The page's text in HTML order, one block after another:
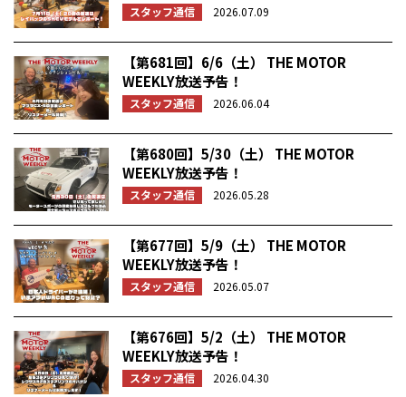
スタッフ通信 2026.07.09
【第681回】6/6（土） THE MOTOR
WEEKLY放送予告！
スタッフ通信 2026.06.04
【第680回】5/30（土） THE MOTOR
WEEKLY放送予告！
スタッフ通信 2026.05.28
【第677回】5/9（土） THE MOTOR
WEEKLY放送予告！
スタッフ通信 2026.05.07
【第676回】5/2（土） THE MOTOR
WEEKLY放送予告！
スタッフ通信 2026.04.30